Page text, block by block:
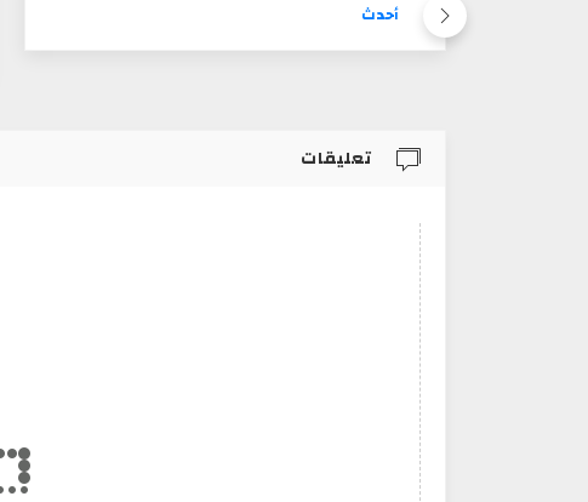
أحدث
تعليقات